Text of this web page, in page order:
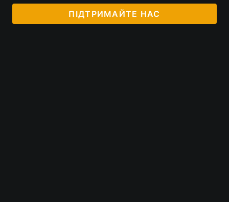
ПІДТРИМАЙТЕ НАС